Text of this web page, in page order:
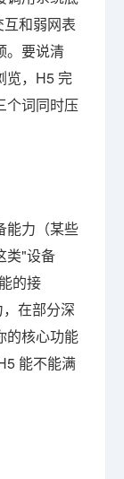
和弱网表
。要说清
览，H5 完
个词同时压
能力（某些
类"设备
的接
在部分深
的核心功能
能不能满